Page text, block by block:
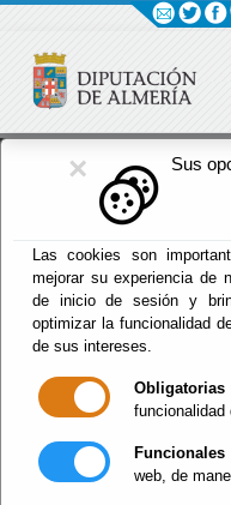
× Sus
Las cookies son
mejorar su experiencia de
de inicio de sesión y
optimizar la funcionalidad
de sus intereses.
Obligatorias
funcionalidad
Funcionales
web, de
Fomento
Inicio - Fomento - Ciclo
Ciclo
Agua